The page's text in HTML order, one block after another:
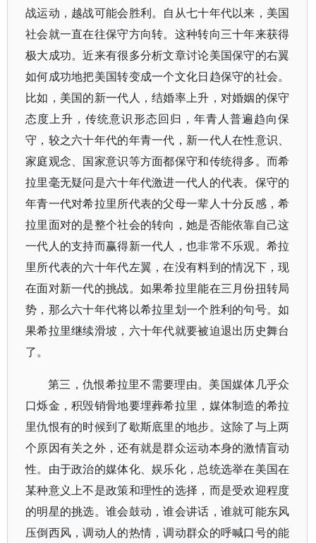
战运动，越战可能会胜利。自从七十年代以来，美国
社会就一直在往保守方向转。这种转向三十年来获得
极大成功。近来有很多分析文章讨论美国保守的右翼
如何成功地把美国转变成一个文化日趋保守的社会。
比如，美国的新一代人，结婚率上升，对婚姻的保守
态度上升，传统意识形态回归，年青人普遍趋向保
守，较之六十年代的年青一代，新一代人在性意识、
家庭观念、国家意识等方面都保守和传统得多。而希
拉里毫无疑问是六十年代激进一代人的代表。保守的
年青一代对希拉里所代表的父母一辈人十分反感，希
拉里面对的是整个社会的转向，她是否能依靠自己这
一代人的支持而赢得新一代人，也非常不乐观。希拉
里所代表的六十年代左翼，在没有料到的情况下，现
在面对新一代的挑战。如果希拉里能在三月份扭转局
势，那么六十年代将以希拉里划一个胜利的句号。如
果希拉里继续滑坡，六十年代就要被迫退出历史舞台
了。
第三，仇恨希拉里不需要理由。美国媒体几乎众
口烁金，积毁销骨地要埋葬希拉里，媒体制造的希拉
里仇恨有的时候到了歇斯底里的地步。这除了与上两
个原因有关之外，还有就是群众运动本身的激情盲动
性。由于政治的媒体化、娱乐化，总统选举在美国在
某种意义上不是政策和理性的选择，而是受欢迎程度
的明星的挑选。谁会鼓动，谁会讲话，谁就可能东风
压倒西风，调动人的热情，调动群众的呼喊口号的能